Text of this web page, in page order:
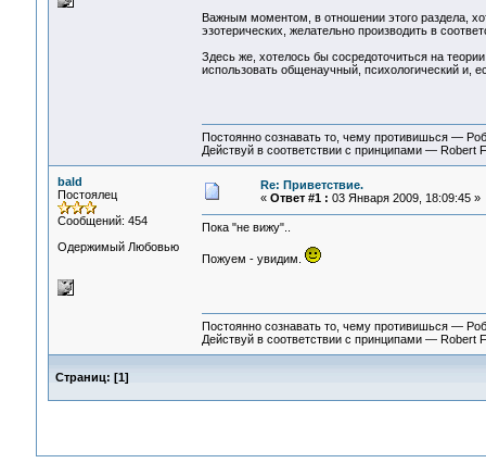
Важным моментом, в отношении этого раздела,
эзотерических, желательно производить в
Здесь же, хотелось бы сосредоточиться на
использовать общенаучный, психологический и,
Постоянно сознавать то, чему противишься —
Действуй в соответствии с принципами — Robert
bald
Постоялец
Сообщений: 454
Одержимый Любовью
Re: Приветствие.
« Ответ #1 : 03 Января 2009, 18:09:45 »
Пока "не вижу"..
Пожуем - увидим.
Постоянно сознавать то, чему противишься —
Действуй в соответствии с принципами — Robert
Страниц: [1]